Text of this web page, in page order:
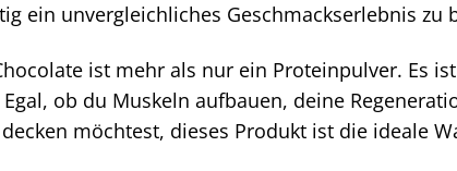
ein unvergleichliches Geschmackserlebnis zu
ist mehr als nur ein Proteinpulver. Es
ob du Muskeln aufbauen, deine
möchtest, dieses Produkt ist die ideale